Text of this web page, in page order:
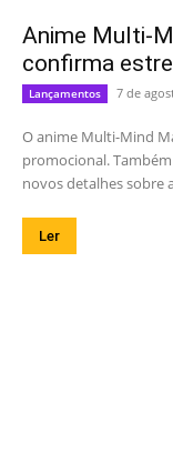
Anime Multi-
confirma
Lançamentos 7 de
O anime Multi-Mind
promocional.
novos detalhes sobre
Ler